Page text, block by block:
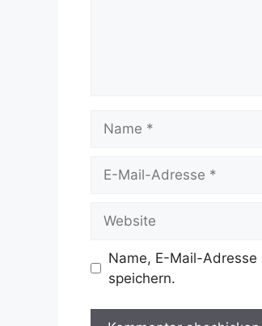
Mail-
Name, E-Mail-
speichern.